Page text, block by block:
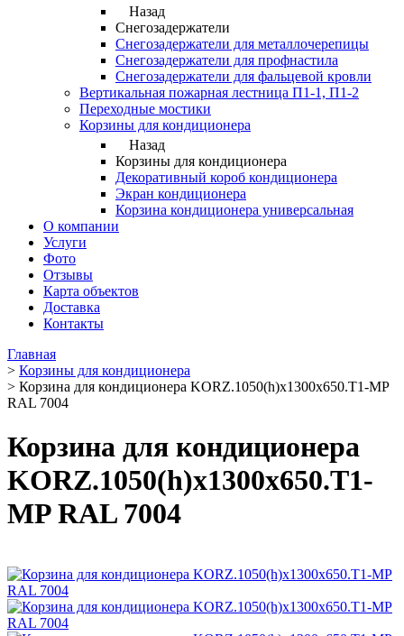
Назад
Снегозадержатели
Снегозадержатели для металлочерепицы
Снегозадержатели для профнастила
Снегозадержатели для фальцевой кровли
Вертикальная пожарная лестница П1-1, П1-2
Переходные мостики
Корзины для кондиционера
Назад
Корзины для кондиционера
Декоративный короб кондиционера
Экран кондиционера
Корзина кондиционера универсальная
О компании
Услуги
Фото
Отзывы
Карта объектов
Доставка
Контакты
Главная
> Корзины для кондиционера
> Корзина для кондиционера KORZ.1050(h)x1300x650.T1-MP
RAL 7004
Корзина для кондиционера
KORZ.1050(h)x1300x650.T1-
MP RAL 7004